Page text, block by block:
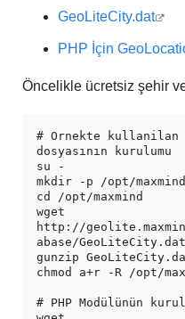
GeoLiteCity.dat
PHP İçin
Öncelikle ücretsiz şehir
# Ornekte kullanilan
dosyasının kurulumu
su -
mkdir -p /opt/maxmind
cd /opt/maxmind
wget
http://
abase/
gunzip
chmod a+r -R /opt/
# PHP Modülünün